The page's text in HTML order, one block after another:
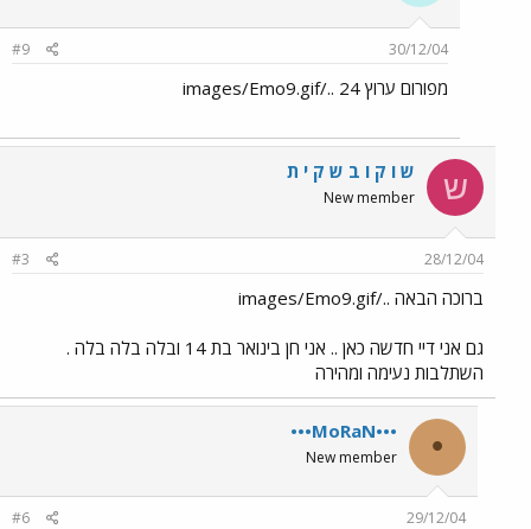
30/12/04
#9
מפורום ערוץ 24 ../images/Emo9.gif
ש ש ו ק ו ב ש ק י ת
New member
28/12/04
#3
ברוכה הבאה ../images/Emo9.gif
גם אני דיי חדשה כאן .. אני חן בינואר בת 14 ובלה בלה בלה .
השתלבות נעימה ומהירה
•
•••MoRaN•••
New member
29/12/04
#6